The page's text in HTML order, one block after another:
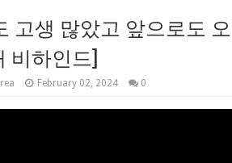
고생 많았고 앞으로도
비하인드]
February 02, 2024 0